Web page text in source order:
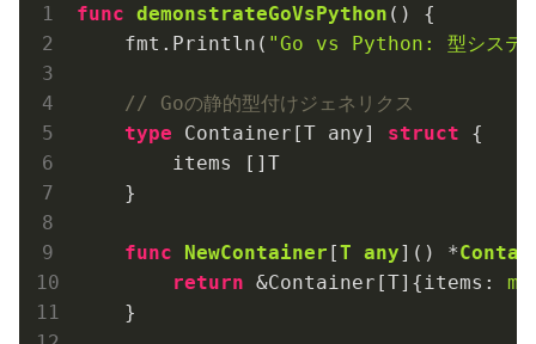
func demonstrateGoVsPython ()
{
    fmt.Println(
"Go vs Python: 型システ
// Goの静的型付けジェネリクス
type Container[T any] struct {
        items []T
    }
func NewContainer [T any] () *
return &Container[T]{items:
    }